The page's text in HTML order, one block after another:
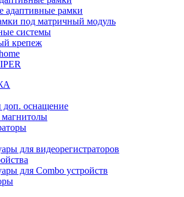
адаптивные рамки
под матричный модуль
системы
крепеж
доп. оснащение
для видеорегистраторов
для Combo устройств